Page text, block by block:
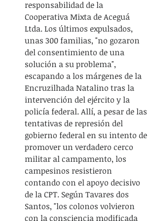
responsabilidad de la
Cooperativa Mixta de Aceguá
Ltda. Los últimos expulsados,
unas 300 familias, "no gozaron
del consentimiento de una
solución a su problema",
escapando a los márgenes de la
Encruzilhada Natalino tras la
intervención del ejército y la
policía federal. Allí, a pesar de las
tentativas de represión del
gobierno federal en su intento de
promover un verdadero cerco
militar al campamento, los
campesinos resistieron
contando con el apoyo decisivo
de la CPT. Según Tavares dos
Santos, "los colonos volvieron
con la consciencia modificada